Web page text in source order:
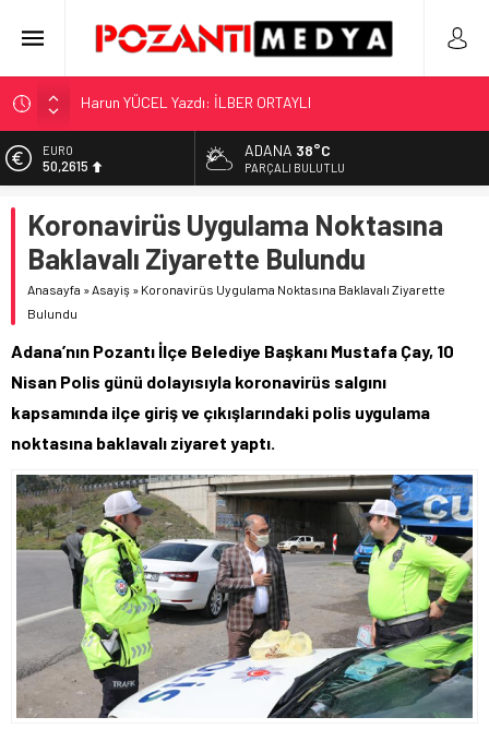
“KILAVUZ HATİCE’NİN MEZARI NEREDE?!!!”
Adana’nın Gizli Cenneti Pozantı Akçatekir Yaylası
Yılmaz Soğutma’dan Buzdolabı Uyarısı
Ajans
Harun YÜCEL Yazdı: İLBER ORTAYLI
EURO
50,2615
5.910,66
BİST
11.456,34
DOLAR
ADANA 38°C
PARÇALI BULUTLU
Koronavirüs Uygulama Noktasına
Baklavalı Ziyarette Bulundu
Anasayfa »Asayiş » Koronavirüs Uygulama Noktasına Baklavalı Ziyarette
Bulundu
Adana’nın Pozantı İlçe Belediye Başkanı Mustafa Çay, 10
Nisan Polis günü dolayısıyla koronavirüs salgını
kapsamında ilçe giriş ve çıkışlarındaki polis uygulama
noktasına baklavalı ziyaret yaptı.